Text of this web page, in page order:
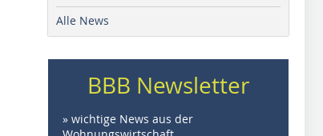
Alle News
BBB Newsletter
» wichtige News aus der